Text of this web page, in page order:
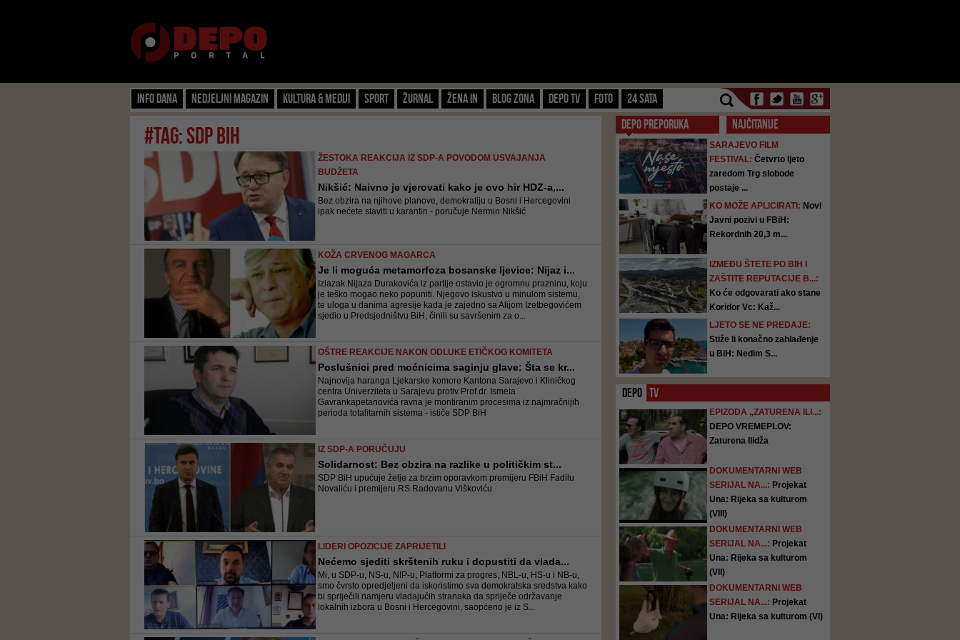
Info dana Nedjeljni magazin Kultura & Mediji Sport Žurnal Žena IN Blog zona Depo TV FOTO 24 SATA
#tag: sdp bih
ŽESTOKA REAKCIJA IZ SDP-A POVODOM USVAJANJA
BUDŽETA
Nikšić: Naivno je vjerovati kako je ovo hir HDZ-a,...
Bez obzira na njihove planove, demokratiju u Bosni i Hercegovini
ipak nećete staviti u karantin - poručuje Nermin Nikšić
KOŽA CRVENOG MAGARCA
Je li moguća metamorfoza bosanske ljevice: Nijaz i...
Izlazak Nijaza Durakovića iz partije ostavio je ogromnu prazninu, koju
je teško mogao neko popuniti. Njegovo iskustvo u minulom sistemu,
te uloga u danima agresije kada je zajedno sa Alijom Izetbegovićem
sjedio u Predsjedništvu BiH, činili su savršenim za o...
OŠTRE REAKCIJE NAKON ODLUKE ETIČKOG KOMITETA
Poslušnici pred moćnicima saginju glave: Šta se kr...
Najnovija haranga Ljekarske komore Kantona Sarajevo i Kliničkog
centra Univerziteta u Sarajevu protiv Prof.dr. Ismeta
Gavrankapetanovića ravna je montiranim procesima iz najmračnijih
perioda totalitarnih sistema - ističe SDP BiH
IZ SDP-A PORUČUJU
Solidarnost: Bez obzira na razlike u političkim st...
SDP BiH upućuje želje za brzim oporavkom premijeru FBiH Fadilu
Novaliću i premijeru RS Radovanu Viškoviću
LIDERI OPOZICIJE ZAPRIJETILI
Nećemo sjediti skrštenih ruku i dopustiti da vlada...
Mi, u SDP-u, NS-u, NIP-u, Platformi za progres, NBL-u, HS-u i NB-u,
smo čvrsto opredjeljeni da iskoristimo sva demokratska sredstva kako
bi spriječili namjeru vladajućih stranaka da spriječe održavanje
lokalnih izbora u Bosni i Hercegovini, saopćeno je iz S...
DEPO PREPORUKA NAJČITANIJE
SARAJEVO FILM
FESTIVAL: Četvrto ljeto
zaredom Trg slobode
postaje ...
KO MOŽE APLICIRATI: Novi
Javni pozivi u FBiH:
Rekordnih 20,3 m...
IZMEĐU ŠTETE PO BIH I
ZAŠTITE REPUTACIJE B...:
Ko će odgovarati ako stane
Koridor Vc: Kaž...
LJETO SE NE PREDAJE:
Stiže li konačno zahlađenje
u BiH: Nedim S...
DEPO TV
EPIZODA „ZATURENA ILI...:
DEPO VREMEPLOV:
Zaturena Ilidža
DOKUMENTARNI WEB
SERIJAL NA...: Projekat
Una: Rijeka sa kulturom
(VIII)
DOKUMENTARNI WEB
SERIJAL NA...: Projekat
Una: Rijeka sa kulturom
(VII)
DOKUMENTARNI WEB
SERIJAL NA...: Projekat
Una: Rijeka sa kulturom (VI)